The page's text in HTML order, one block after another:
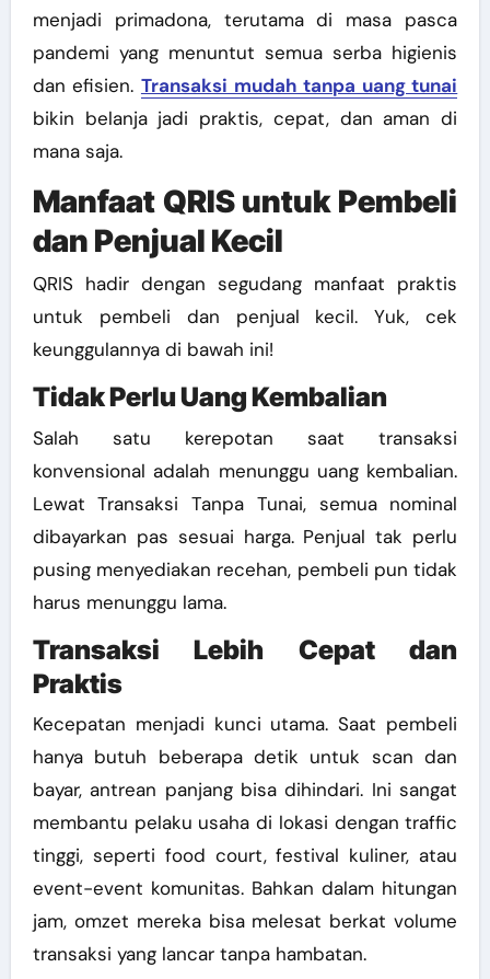
menjadi primadona, terutama di masa pasca
pandemi yang menuntut semua serba higienis
dan efisien. Transaksi mudah tanpa uang tunai
bikin belanja jadi praktis, cepat, dan aman di
mana saja.
Manfaat QRIS untuk Pembeli
dan Penjual Kecil
QRIS hadir dengan segudang manfaat praktis
untuk pembeli dan penjual kecil. Yuk, cek
keunggulannya di bawah ini!
Tidak Perlu Uang Kembalian
Salah satu kerepotan saat transaksi
konvensional adalah menunggu uang kembalian.
Lewat Transaksi Tanpa Tunai, semua nominal
dibayarkan pas sesuai harga. Penjual tak perlu
pusing menyediakan recehan, pembeli pun tidak
harus menunggu lama.
Transaksi Lebih Cepat dan
Praktis
Kecepatan menjadi kunci utama. Saat pembeli
hanya butuh beberapa detik untuk scan dan
bayar, antrean panjang bisa dihindari. Ini sangat
membantu pelaku usaha di lokasi dengan traffic
tinggi, seperti food court, festival kuliner, atau
event-event komunitas. Bahkan dalam hitungan
jam, omzet mereka bisa melesat berkat volume
transaksi yang lancar tanpa hambatan.